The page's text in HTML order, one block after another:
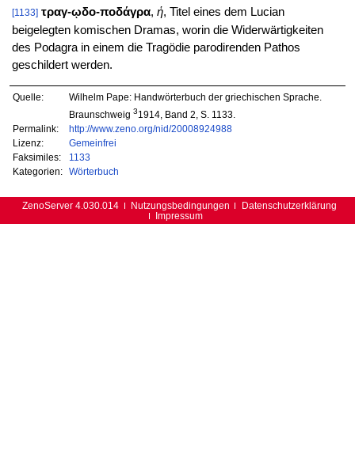
[1133] τραγ-ῳδο-ποδάγρα, ἡ, Titel eines dem Lucian
beigelegten komischen Dramas, worin die Widerwärtigkeiten
des Podagra in einem die Tragödie parodirenden Pathos
geschildert werden.
Quelle:
Wilhelm Pape: Handwörterbuch der griechischen Sprache.
Braunschweig 31914, Band 2, S. 1133.
Permalink:
http://www.zeno.org/nid/20008924988
Lizenz:
Gemeinfrei
Faksimiles:
1133
Kategorien:
Wörterbuch
ZenoServer 4.030.014 Nutzungsbedingungen
Datenschutzerklärung
Impressum